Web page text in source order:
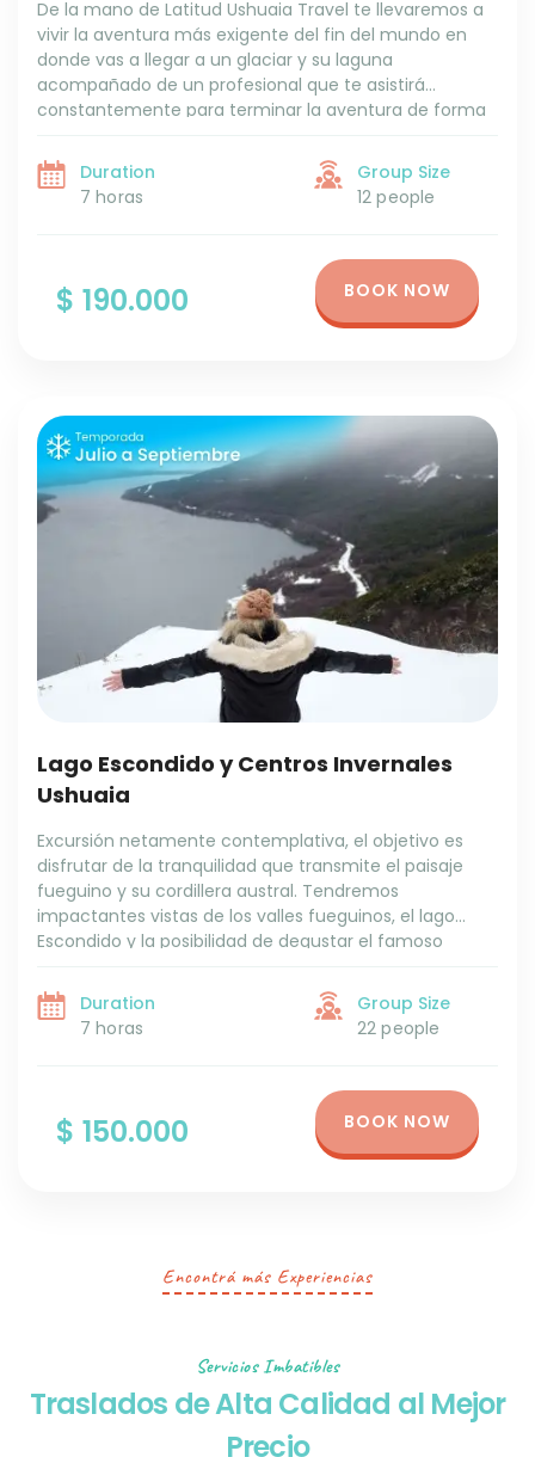
De la mano de Latitud Ushuaia Travel te llevaremos a
vivir la aventura más exigente del fin del mundo en
donde vas a llegar a un glaciar y su laguna
acompañado de un profesional que te asistirá
constantemente para terminar la aventura de forma
Duration
7 horas
Group Size
12 people
$ 190.000 BOOK NOW
Lago Escondido y Centros Invernales
Ushuaia
Excursión netamente contemplativa, el objetivo es
disfrutar de la tranquilidad que transmite el paisaje
fueguino y su cordillera austral. Tendremos
impactantes vistas de los valles fueguinos, el lago
Escondido y la posibilidad de degustar el famoso
Duration
7 horas
Group Size
22 people
$ 150.000 BOOK NOW
Encontrá más Experiencias
Servicios Imbatibles
Traslados de Alta Calidad al Mejor
Precio